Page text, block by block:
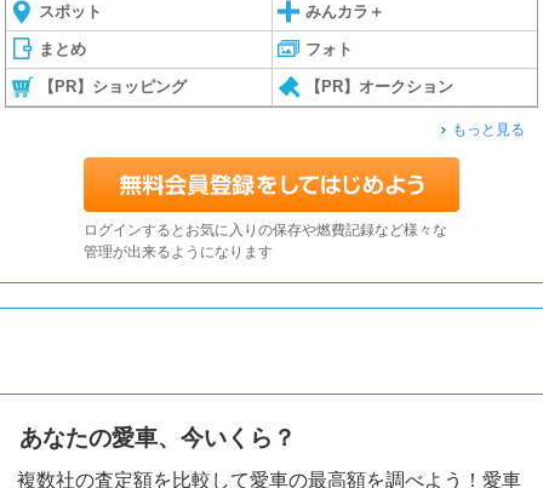
スポット みんカラ＋
まとめ フォト
【PR】ショッピング 【PR】オークション
もっと見る
ログインするとお気に入りの保存や燃費記録など様々な
管理が出来るようになります
あなたの愛車、今いくら？
複数社の査定額を比較して愛車の最高額を調べよう！愛車